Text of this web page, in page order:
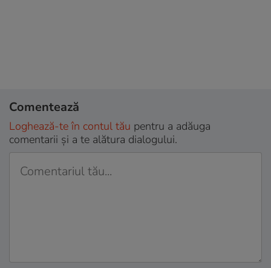
Comentează
Loghează-te în contul tău pentru a adăuga
comentarii și a te alătura dialogului.